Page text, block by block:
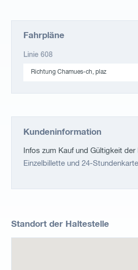
Fahrpläne
Linie 608
Richtung Chamues-ch, plaz
Kundeninformation
Infos zum Kauf und Gültigkeit der
Einzelbillette und 24-Stundenkarte
Standort der Haltestelle